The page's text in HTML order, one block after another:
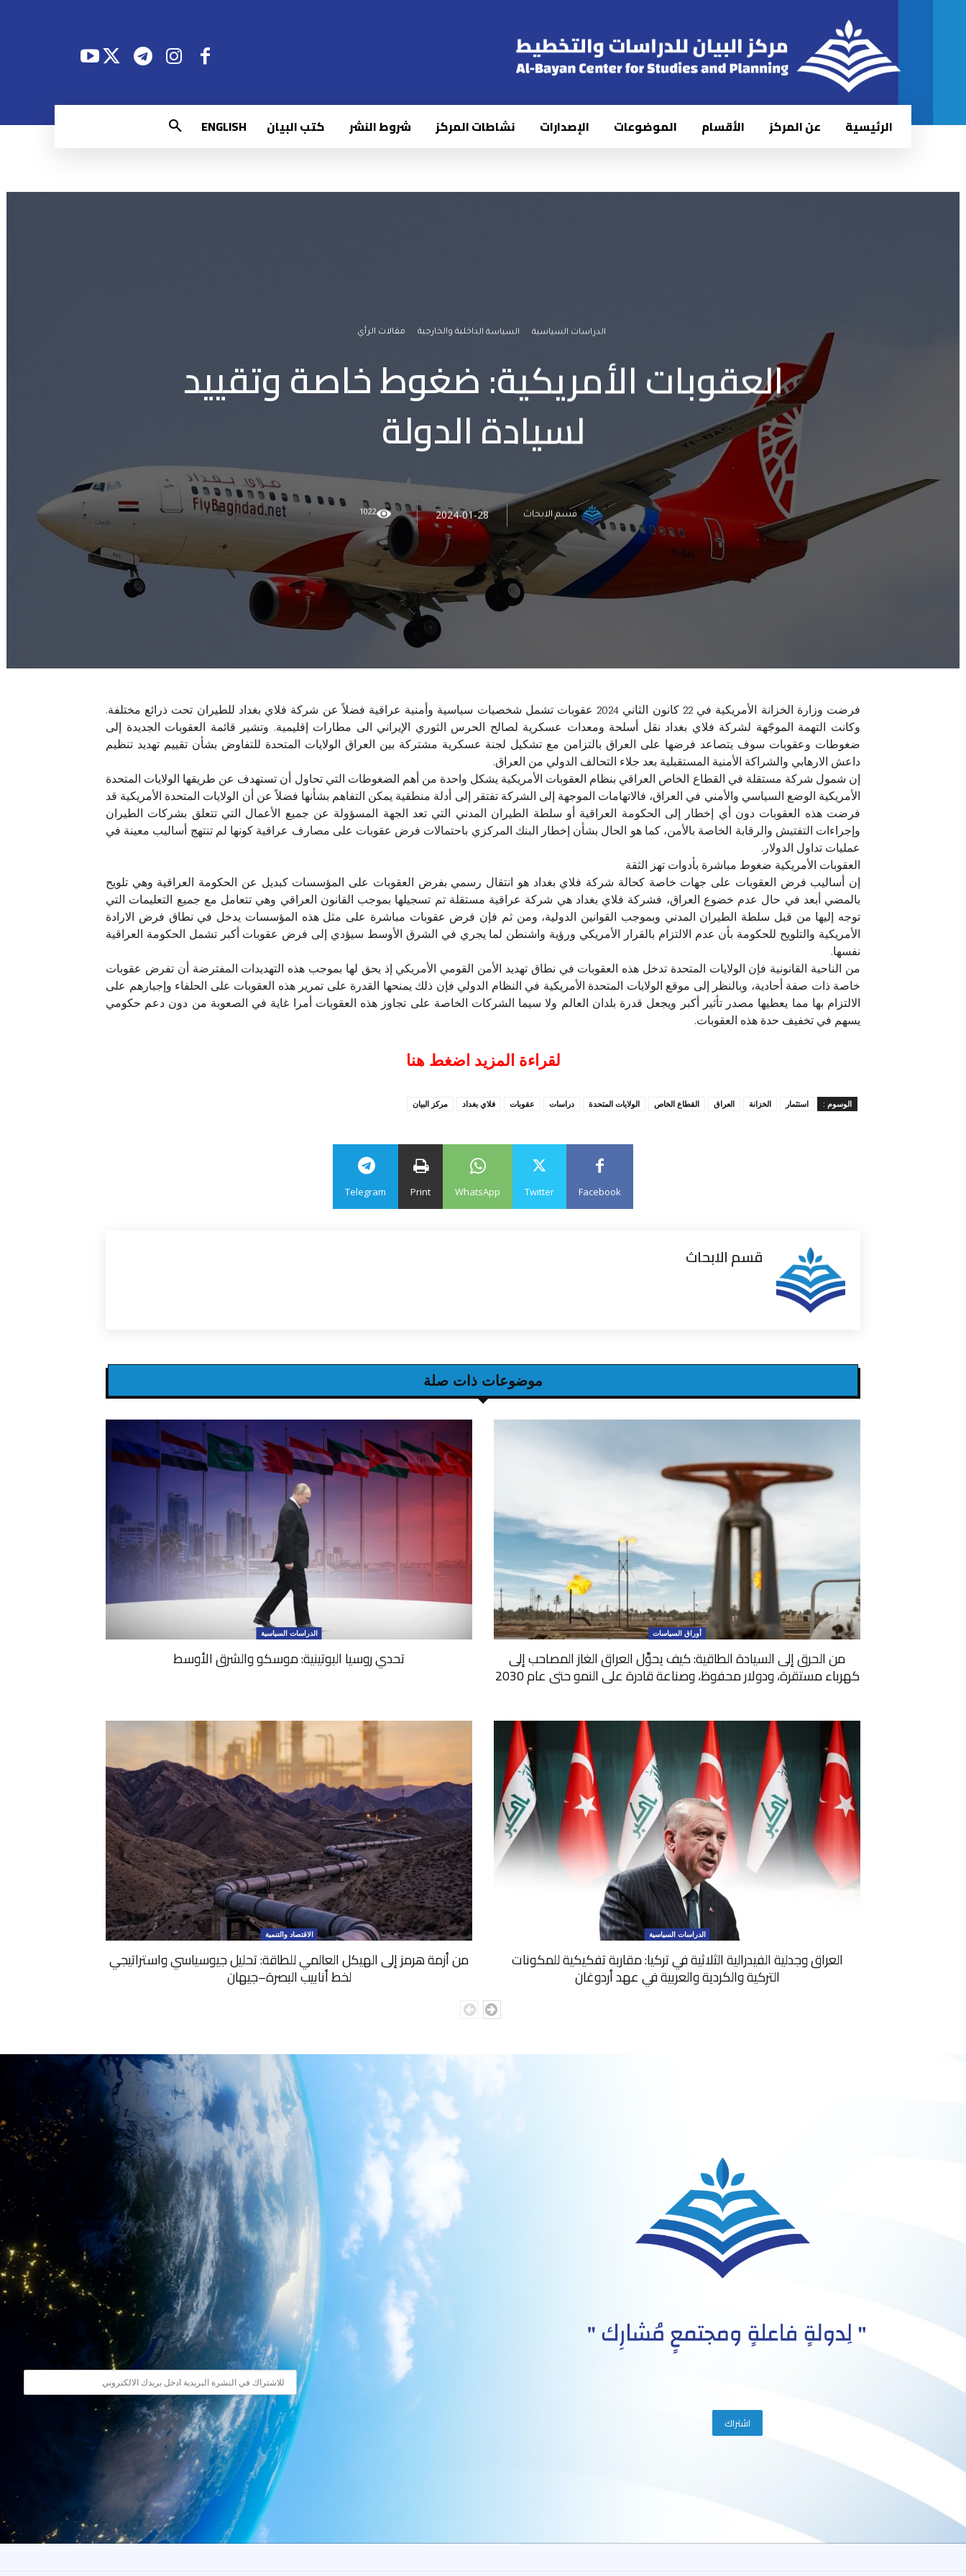
الرئيسية عن المركز الأقسام الموضوعات الإصدارات نشاطات المركز شروط النشر كتب البيان ENGLISH
الدراسات السياسية السياسة الداخلية والخارجية مقالات الرأي
العقوبات الأمريكية: ضغوط خاصة وتقييد
لسيادة الدولة
قسم الابحاث 2024-01-28
1022
فرضت وزارة الخزانة الأمريكية في 22 كانون الثاني 2024 عقوبات تشمل شخصيات سياسية وأمنية عراقية فضلاً عن شركة فلاي بغداد للطيران تحت ذرائع مختلفة.
وكانت التهمة الموجّهة لشركة فلاي بغداد نقل أسلحة ومعدات عسكرية لصالح الحرس الثوري الإيراني الى مطارات إقليمية. وتشير قائمة العقوبات الجديدة إلى
ضغوطات وعقوبات سوف يتصاعد فرضها على العراق بالتزامن مع تشكيل لجنة عسكرية مشتركة بين العراق الولايات المتحدة للتفاوض بشأن تقييم تهديد تنظيم
داعش الارهابي والشراكة الأمنية المستقبلية بعد جلاء التحالف الدولي من العراق.
إن شمول شركة مستقلة في القطاع الخاص العراقي بنظام العقوبات الأمريكية يشكل واحدة من أهم الضغوطات التي تحاول أن تستهدف عن طريقها الولايات المتحدة
الأمريكية الوضع السياسي والأمني في العراق، فالاتهامات الموجهة إلى الشركة تفتقر إلى أدلة منطقية يمكن التفاهم بشأنها فضلاً عن أن الولايات المتحدة الأمريكية قد
فرضت هذه العقوبات دون أي إخطار إلى الحكومة العراقية أو سلطة الطيران المدني التي تعد الجهة المسؤولة عن جميع الأعمال التي تتعلق بشركات الطيران
وإجراءات التفتيش والرقابة الخاصة بالأمن، كما هو الحال بشأن إخطار البنك المركزي باحتمالات فرض عقوبات على مصارف عراقية كونها لم تنتهج أساليب معينة في
عمليات تداول الدولار.
العقوبات الأمريكية ضغوط مباشرة بأدوات تهز الثقة
إن أساليب فرض العقوبات على جهات خاصة كحالة شركة فلاي بغداد هو انتقال رسمي بفرض العقوبات على المؤسسات كبديل عن الحكومة العراقية وهي تلويح
بالمضي أبعد في حال عدم خضوع العراق، فشركة فلاي بغداد هي شركة عراقية مستقلة تم تسجيلها بموجب القانون العراقي وهي تتعامل مع جميع التعليمات التي
توجه إليها من قبل سلطة الطيران المدني وبموجب القوانين الدولية، ومن ثم فإن فرض عقوبات مباشرة على مثل هذه المؤسسات يدخل في نطاق فرض الارادة
الأمريكية والتلويح للحكومة بأن عدم الالتزام بالقرار الأمريكي ورؤية واشنطن لما يجري في الشرق الأوسط سيؤدي إلى فرض عقوبات أكبر تشمل الحكومة العراقية
نفسها.
من الناحية القانونية فإن الولايات المتحدة تدخل هذه العقوبات في نطاق تهديد الأمن القومي الأمريكي إذ يحق لها بموجب هذه التهديدات المفترضة أن تفرض عقوبات
خاصة ذات صفة أحادية، وبالنظر إلى موقع الولايات المتحدة الأمريكية في النظام الدولي فإن ذلك يمنحها القدرة على تمرير هذه العقوبات على الحلفاء وإجبارهم على
الالتزام بها مما يعطيها مصدر تأثير أكبر ويجعل قدرة بلدان العالم ولا سيما الشركات الخاصة على تجاوز هذه العقوبات أمرا غاية في الصعوبة من دون دعم حكومي
يسهم في تخفيف حدة هذه العقوبات.
لقراءة المزيد اضغط هنا
الوسوم : استثمار الخزانة العراق القطاع الخاص الولايات المتحدة دراسات عقوبات فلاي بغداد مركز البيان
Facebook
Twitter
WhatsApp
Print
Telegram
قسم الابحاث
موضوعات ذات صلة
أوراق السياسات
من الحرق إلى السيادة الطاقية: كيف يحوِّل العراق الغاز المصاحب إلى
كهرباء مستقرة، ودولار محفوظ، وصناعة قادرة على النمو حتى عام 2030
الدراسات السياسية
تحدي روسيا البوتينية: موسكو والشرق الأوسط
الدراسات السياسية
العراق وجدلية الفيدرالية الثلاثية في تركيا: مقاربة تفكيكية للمكونات
التركية والكردية والعربية في عهد أردوغان
الاقتصاد والتنمية
من أزمة هرمز إلى الهيكل العالمي للطاقة: تحليل جيوسياسي واستراتيجي
لخط أنابيب البصرة–جيهان